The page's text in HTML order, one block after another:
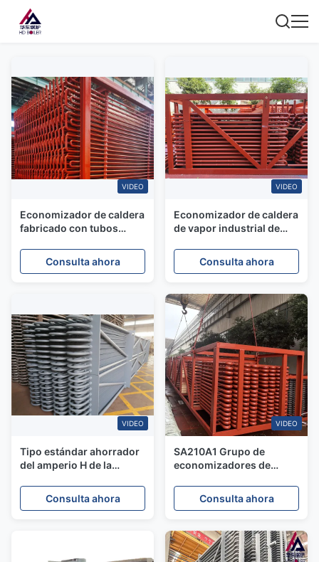
VIDEO
Economizador de caldera
fabricado con tubos
Consulta ahora
VIDEO
Economizador de caldera
de vapor industrial de
centrales térmicas
Consulta ahora
VIDEO
Tipo estándar ahorrador
del amperio H de la
jefe
Consulta ahora
VIDEO
SA210A1 Grupo de
economizadores de
incineradores de
residuos
Consulta ahora